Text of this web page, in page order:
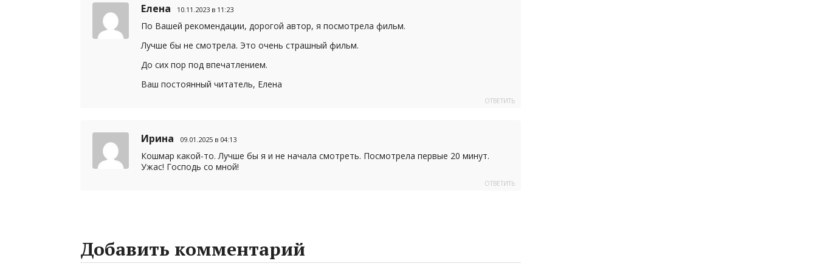
Елена 10.11.2023 в 11:23
По Вашей рекомендации, дорогой автор, я посмотрела фильм.
Лучше бы не смотрела. Это очень страшный фильм.
До сих пор под впечатлением.
Ваш постоянный читатель, Елена
ОТВЕТИТЬ
Ирина 09.01.2025 в 04:13
Кошмар какой-то. Лучше бы я и не начала смотреть. Посмотрела первые 20 минут.
Ужас! Господь со мной!
ОТВЕТИТЬ
Добавить комментарий